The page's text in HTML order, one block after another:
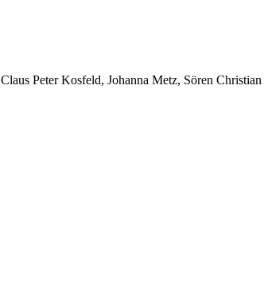
Claus Peter Kosfeld, Johanna Metz, Sören